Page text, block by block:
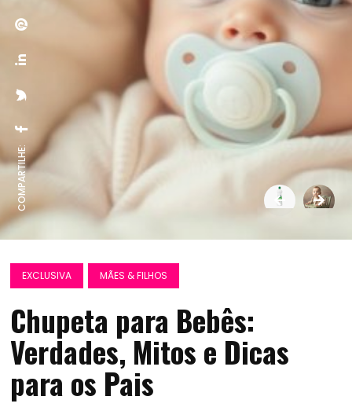
COMPARTILHE:
EXCLUSIVA MÃES & FILHOS
Chupeta para Bebês:
Verdades, Mitos e Dicas
para os Pais